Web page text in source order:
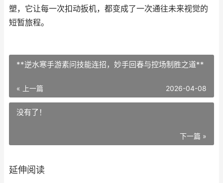
塑，它让每一次扣动扳机，都变成了一次通往未来视觉的
短暂旅程。
**逆水寒手游素问技能连招，妙手回春与控场制胜之道**
« 上一篇 2026-04-08
没有了！
下一篇 »
延伸阅读